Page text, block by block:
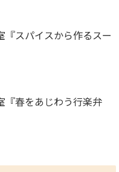
『スパイスから作るスー
『春をあじわう行楽弁